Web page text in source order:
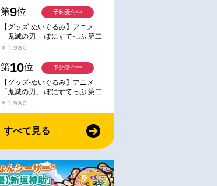
第9位
【グッズ-ぬいぐるみ】アニメ
「鬼滅の刃」 ぽにすてっぷ 第二
弾 不死川 玄弥
￥1,980
予約受付中
第10位
【グッズ-ぬいぐるみ】アニメ
「鬼滅の刃」 ぽにすてっぷ 第二
弾 冨岡 義勇
￥1,980
予約受付中
すべて見る